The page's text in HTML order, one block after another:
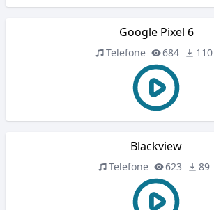
Google Pixel 6
Telefone 684 110
Blackview
Telefone 623 89